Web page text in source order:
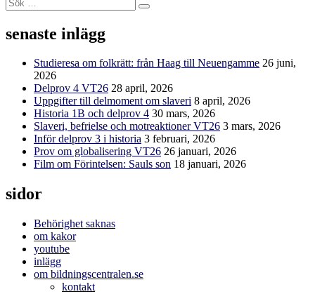
efter:
Sök
senaste inlägg
Studieresa om folkrätt: från Haag till Neuengamme 26 juni,
2026
Delprov 4 VT26 28 april, 2026
Uppgifter till delmoment om slaveri 8 april, 2026
Historia 1B och delprov 4 30 mars, 2026
Slaveri, befrielse och motreaktioner VT26 3 mars, 2026
Inför delprov 3 i historia 3 februari, 2026
Prov om globalisering VT26 26 januari, 2026
Film om Förintelsen: Sauls son 18 januari, 2026
sidor
Behörighet saknas
om kakor
youtube
inlägg
om bildningscentralen.se
kontakt